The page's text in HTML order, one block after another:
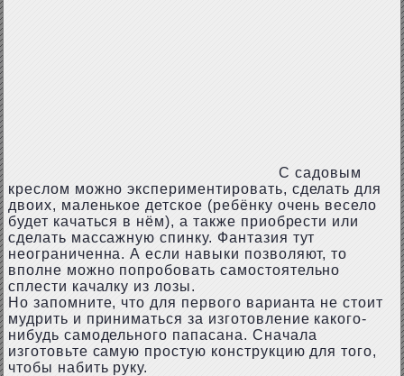
С садовым
креслом можно экспериментировать, сделать для
двоих, маленькое детское (ребёнку очень весело
будет качаться в нём), а также приобрести или
сделать массажную спинку. Фантазия тут
неограниченна. А если навыки позволяют, то
вполне можно попробовать самостоятельно
сплести качалку из лозы.
Но запомните, что для первого варианта не стоит
мудрить и приниматься за изготовление какого-
нибудь самодельного папасана. Сначала
изготовьте самую простую конструкцию для того,
чтобы набить руку.